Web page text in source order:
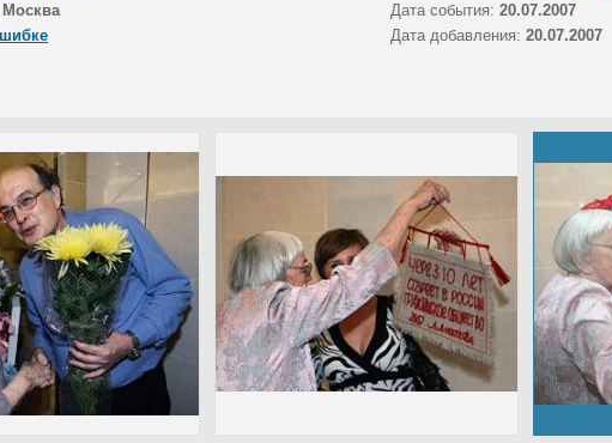
Москва Дата события: 20.07.2007
Дата добавления: 20.07.2007